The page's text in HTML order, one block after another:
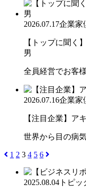
2026.07.17企業家
【トップに聞
男
全員経営でお客
2026.07.16企業家
【注目企業】ア
世界から目の病
1 2 3 4 5 6
2025.08.04 トピッ